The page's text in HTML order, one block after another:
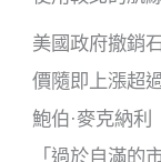
美國政府撤銷
價隨即上漲超
鮑伯·麥克納
「過於自滿的